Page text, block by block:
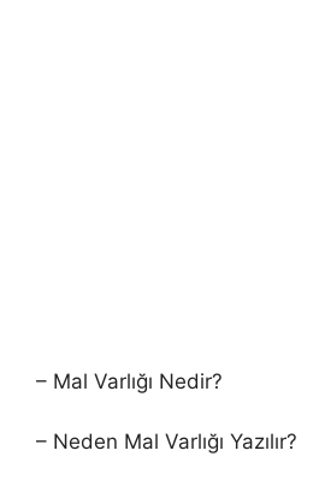
– Mal Varlığı Nedir?
– Neden Mal Varlığı Yazılır?